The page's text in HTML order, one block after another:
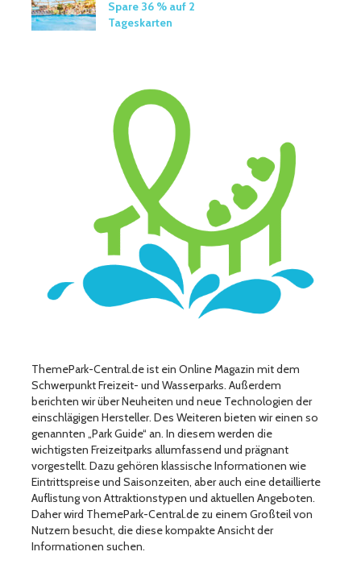
Spare 36 % auf 2
Tageskarten
ThemePark-Central.de ist ein Online Magazin mit dem
Schwerpunkt Freizeit- und Wasserparks. Außerdem
berichten wir über Neuheiten und neue Technologien der
einschlägigen Hersteller. Des Weiteren bieten wir einen so
genannten „Park Guide“ an. In diesem werden die
wichtigsten Freizeitparks allumfassend und prägnant
vorgestellt. Dazu gehören klassische Informationen wie
Eintrittspreise und Saisonzeiten, aber auch eine detaillierte
Auflistung von Attraktionstypen und aktuellen Angeboten.
Daher wird ThemePark-Central.de zu einem Großteil von
Nutzern besucht, die diese kompakte Ansicht der
Informationen suchen.